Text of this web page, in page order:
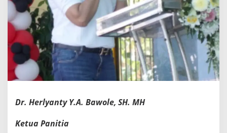
Dr. Herlyanty Y.A. Bawole, SH. MH
Ketua Panitia